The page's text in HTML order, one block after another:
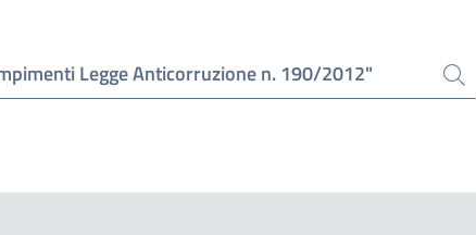
Legge Anticorruzione n. 190/2012"